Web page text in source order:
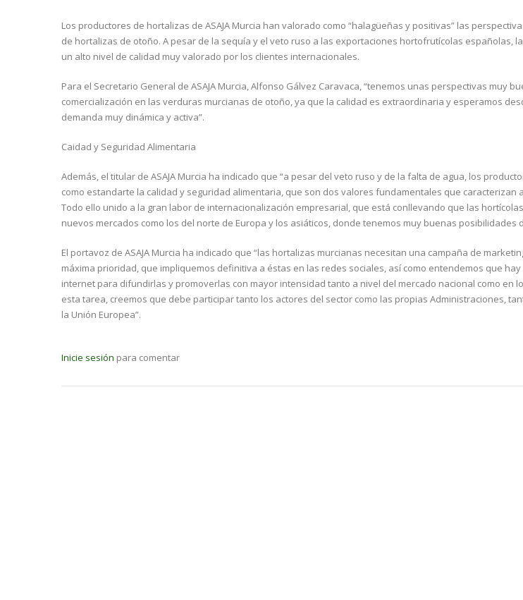
Los productores de hortalizas de ASAJA Murcia han valorado como “halagüeñas y positivas” las
de hortalizas de otoño. A pesar de la sequía y el veto ruso a las exportaciones hortofrutícolas españolas,
un alto nivel de calidad muy valorado por los clientes internacionales.
Para el Secretario General de ASAJA Murcia, Alfonso Gálvez Caravaca, “tenemos unas perspectivas muy
comercialización en las verduras murcianas de otoño, ya que la calidad es extraordinaria y esperamos
demanda muy dinámica y activa”.
Caidad y Seguridad Alimentaria
Además, el titular de ASAJA Murcia ha indicado que “a pesar del veto ruso y de la falta de agua, los
como estandarte la calidad y seguridad alimentaria, que son dos valores fundamentales que caracterizan
Todo ello unido a la gran labor de internacionalización empresarial, que está conllevando que las
nuevos mercados como los del norte de Europa y los asiáticos, donde tenemos muy buenas posibilidades
El portavoz de ASAJA Murcia ha indicado que “las hortalizas murcianas necesitan una campaña de
máxima prioridad, que impliquemos definitiva a éstas en las redes sociales, así como entendemos que
internet para difundirlas y promoverlas con mayor intensidad tanto a nivel del mercado nacional como en
esta tarea, creemos que debe participar tanto los actores del sector como las propias Administraciones,
la Unión Europea”.
Inicie sesión para comentar